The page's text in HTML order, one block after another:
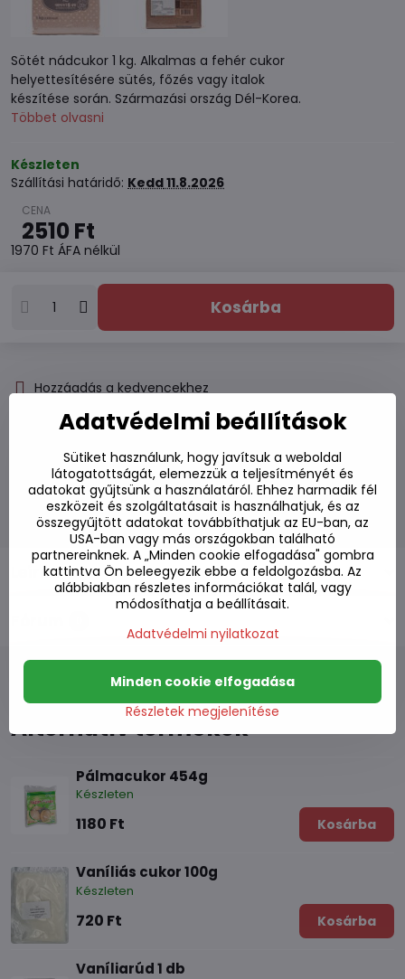
Sötét nádcukor 1 kg. Alkalmas a fehér cukor
helyettesítésére sütés, főzés vagy italok
készítése során. Származási ország Dél-Korea.
Többet olvasni
Készleten
Szállítási határidő: Kedd11.8.2026
2510 Ft
1970 Ft ÁFA nélkül
Kosárba
Hozzáadás a kedvencekhez
Hozzáadás a listához
Watchdog
Raktározási szám:S7#SK#606013#1
Gyártó:
Leírás
Alternatív termékek
Pálmacukor 454g
Készleten
1180 Ft Kosárba
Vaníliás cukor 100g
Készleten
720 Ft Kosárba
Vaníliarúd 1 db
Adatvédelmi beállítások
Sütiket használunk, hogy javítsuk a weboldal
látogatottságát, elemezzük a teljesítményét és
adatokat gyűjtsünk a használatáról. Ehhez harmadik fél
eszközeit és szolgáltatásait is használhatjuk, és az
összegyűjtött adatokat továbbíthatjuk az EU-ban, az
USA-ban vagy más országokban található
partnereinknek. A „Minden cookie elfogadása" gombra
kattintva Ön beleegyezik ebbe a feldolgozásba. Az
alábbiakban részletes információkat talál, vagy
módosíthatja a beállításait.
Adatvédelmi nyilatkozat
Részletek megjelenítése
Minden cookie elfogadása